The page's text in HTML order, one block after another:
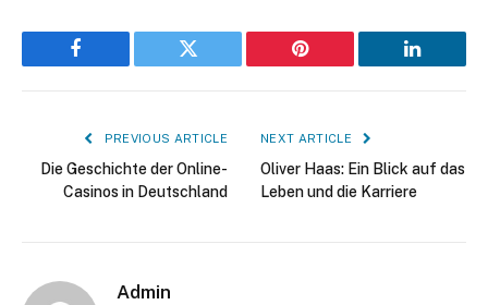
Facebook Twitter Pinterest LinkedIn
PREVIOUS ARTICLE
Die Geschichte der Online-
Casinos in Deutschland
NEXT ARTICLE
Oliver Haas: Ein Blick auf das
Leben und die Karriere
Admin